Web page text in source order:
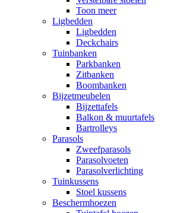
Toon meer
Ligbedden
Ligbedden
Deckchairs
Tuinbanken
Parkbanken
Zitbanken
Boombanken
Bijzetmeubelen
Bijzettafels
Balkon & muurtafels
Bartrolleys
Parasols
Zweefparasols
Parasolvoeten
Parasolverlichting
Tuinkussens
Stoel kussens
Beschermhoezen